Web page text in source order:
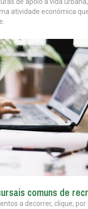
atividade económica
comuns de
a decorrer, clique, por